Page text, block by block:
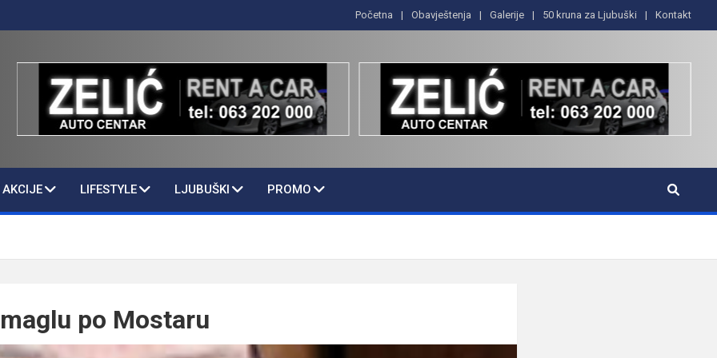
Početna Obavještenja Galerije 50 kruna za Ljubuški Kontakt
LIFESTYLE LJUBUŠKI PROMO
po Mostaru